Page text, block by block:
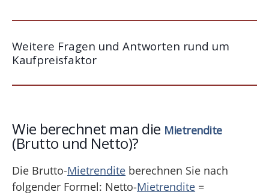
Weitere Fragen und Antworten rund um
Kaufpreisfaktor
Wie berechnet man die Mietrendite
(Brutto und Netto)?
Die Brutto-Mietrendite berechnen Sie nach
folgender Formel: Netto-Mietrendite =